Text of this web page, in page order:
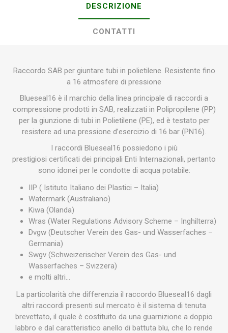
DESCRIZIONE
CONTATTI
Raccordo SAB per giuntare tubi in polietilene. Resistente fino
a 16 atmosfere di pressione
Blueseal16 è il marchio della linea principale di raccordi a
compressione prodotti in SAB, realizzati in Polipropilene (PP)
per la giunzione di tubi in Polietilene (PE), ed è testato per
resistere ad una pressione d’esercizio di 16 bar (PN16).
I raccordi Blueseal16 possiedono i più
prestigiosi certificati dei principali Enti Internazionali, pertanto
sono idonei per le condotte di acqua potabile:
IIP ( Istituto Italiano dei Plastici – Italia)
Watermark (Australiano)
Kiwa (Olanda)
Wras (Water Regulations Advisory Scheme – Inghilterra)
Dvgw (Deutscher Verein des Gas- und Wasserfaches –
Germania)
Swgv (Schweizerischer Verein des Gas- und
Wasserfaches – Svizzera)
e molti altri…
La particolarità che differenzia il raccordo Blueseal16 dagli
altri raccordi presenti sul mercato è il sistema di tenuta
brevettato, il quale è costituito da una guarnizione a doppio
labbro e dal caratteristico anello di battuta blu, che lo rende